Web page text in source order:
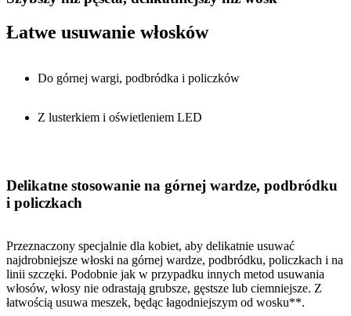
Łatwe usuwanie włosków
Do górnej wargi, podbródka i policzków
Z lusterkiem i oświetleniem LED
Delikatne stosowanie na górnej wardze, podbródku
i policzkach
Przeznaczony specjalnie dla kobiet, aby delikatnie usuwać
najdrobniejsze włoski na górnej wardze, podbródku, policzkach i na
linii szczęki. Podobnie jak w przypadku innych metod usuwania
włosów, włosy nie odrastają grubsze, gęstsze lub ciemniejsze. Z
łatwością usuwa meszek, będąc łagodniejszym od wosku**.